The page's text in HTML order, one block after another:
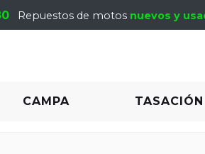
Repuestos de motos nuevos y
CAMPA TASACIÓN